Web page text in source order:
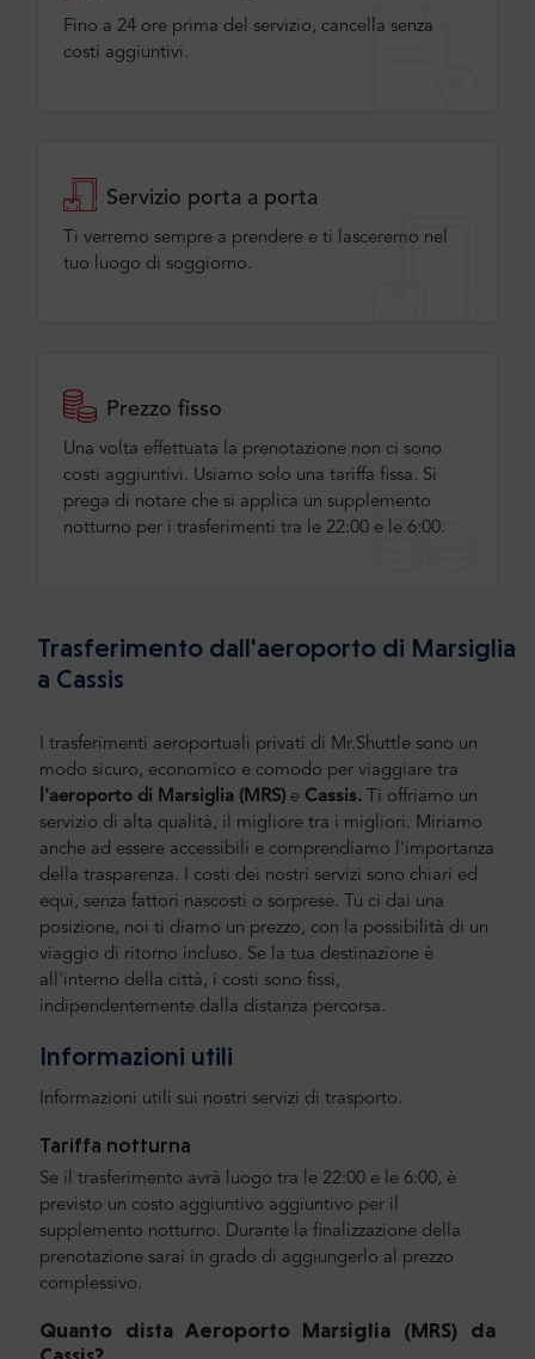
Fino a 24 ore prima del servizio, cancella senza
costi aggiuntivi.
Servizio porta a porta
Ti verremo sempre a prendere e ti lasceremo nel
tuo luogo di soggiorno.
Prezzo fisso
Una volta effettuata la prenotazione non ci sono
costi aggiuntivi. Usiamo solo una tariffa fissa. Si
prega di notare che si applica un supplemento
notturno per i trasferimenti tra le 22:00 e le 6:00.
Trasferimento dall'aeroporto di Marsiglia
a Cassis
I trasferimenti aeroportuali privati di Mr.Shuttle sono un
modo sicuro, economico e comodo per viaggiare tra
l'aeroporto di Marsiglia (MRS) e Cassis. Ti offriamo un
servizio di alta qualità, il migliore tra i migliori. Miriamo
anche ad essere accessibili e comprendiamo l'importanza
della trasparenza. I costi dei nostri servizi sono chiari ed
equi, senza fattori nascosti o sorprese. Tu ci dai una
posizione, noi ti diamo un prezzo, con la possibilità di un
viaggio di ritorno incluso. Se la tua destinazione è
all'interno della città, i costi sono fissi,
indipendentemente dalla distanza percorsa.
Informazioni utili
Informazioni utili sui nostri servizi di trasporto.
Tariffa notturna
Se il trasferimento avrà luogo tra le 22:00 e le 6:00, è
previsto un costo aggiuntivo aggiuntivo per il
supplemento notturno. Durante la finalizzazione della
prenotazione sarai in grado di aggiungerlo al prezzo
complessivo.
Quanto dista Aeroporto Marsiglia (MRS) da